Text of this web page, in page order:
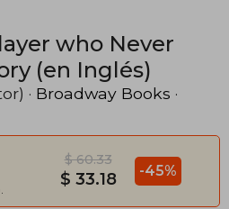
who Never
(en Inglés)
· Broadway Books ·
$ 60.33
$ 33.18 -45%